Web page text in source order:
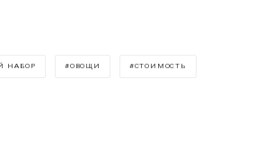
НАБОР ОВОЩИ СТОИМОСТЬ